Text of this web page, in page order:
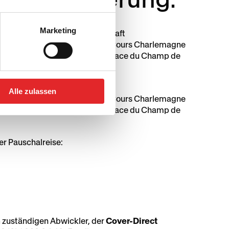
Marketing
Alle zulassen
für Arbeit und Wirtschaft
Arcus Solutions SARL
(3 Cours Charlemagne
(Bastion Tower, Ebene 20 / Place du Champ de
und Wirtschaft
(3 Cours Charlemagne
(Bastion Tower, Ebene 20 / Place du Champ de
Pauschalreise:
Abwickler, derCover-Direct